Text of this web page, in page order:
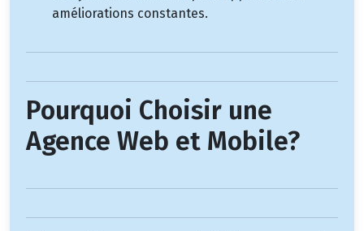
améliorations constantes.
Pourquoi Choisir une
Agence Web et Mobile?